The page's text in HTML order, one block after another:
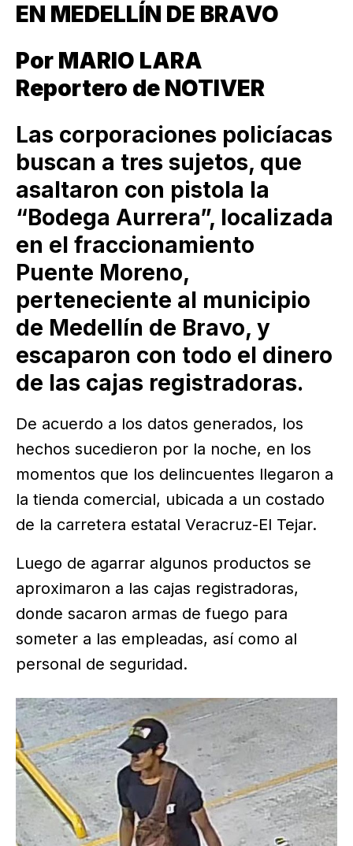
EN MEDELLÍN DE BRAVO
Por MARIO LARA
Reportero de NOTIVER
Las corporaciones policíacas
buscan a tres sujetos, que
asaltaron con pistola la
“Bodega Aurrera”, localizada
en el fraccionamiento
Puente Moreno,
perteneciente al municipio
de Medellín de Bravo, y
escaparon con todo el dinero
de las cajas registradoras.
De acuerdo a los datos generados, los
hechos sucedieron por la noche, en los
momentos que los delincuentes llegaron a
la tienda comercial, ubicada a un costado
de la carretera estatal Veracruz-El Tejar.
Luego de agarrar algunos productos se
aproximaron a las cajas registradoras,
donde sacaron armas de fuego para
someter a las empleadas, así como al
personal de seguridad.